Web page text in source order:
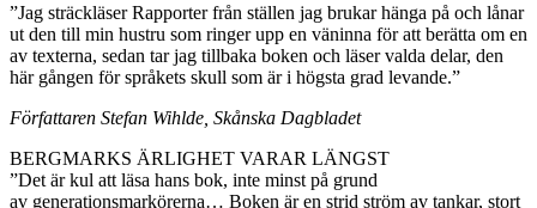
”Jag sträckläser Rapporter från ställen jag brukar hänga på och lånar
ut den till min hustru som ringer upp en väninna för att berätta om en
av texterna, sedan tar jag tillbaka boken och läser valda delar, den
här gången för språkets skull som är i högsta grad levande.”
Författaren Stefan Wihlde, Skånska Dagbladet
BERGMARKS ÄRLIGHET VARAR LÄNGST
”Det är kul att läsa hans bok, inte minst på grund
av generationsmarkörerna… Boken är en strid ström av tankar, stort